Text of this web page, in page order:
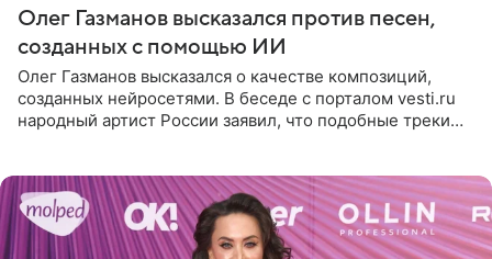
Олег Газманов высказался против песен,
созданных с помощью ИИ
Олег Газманов высказался о качестве композиций,
созданных нейросетями. В беседе с порталом vesti.ru
народный артист России заявил, что подобные треки